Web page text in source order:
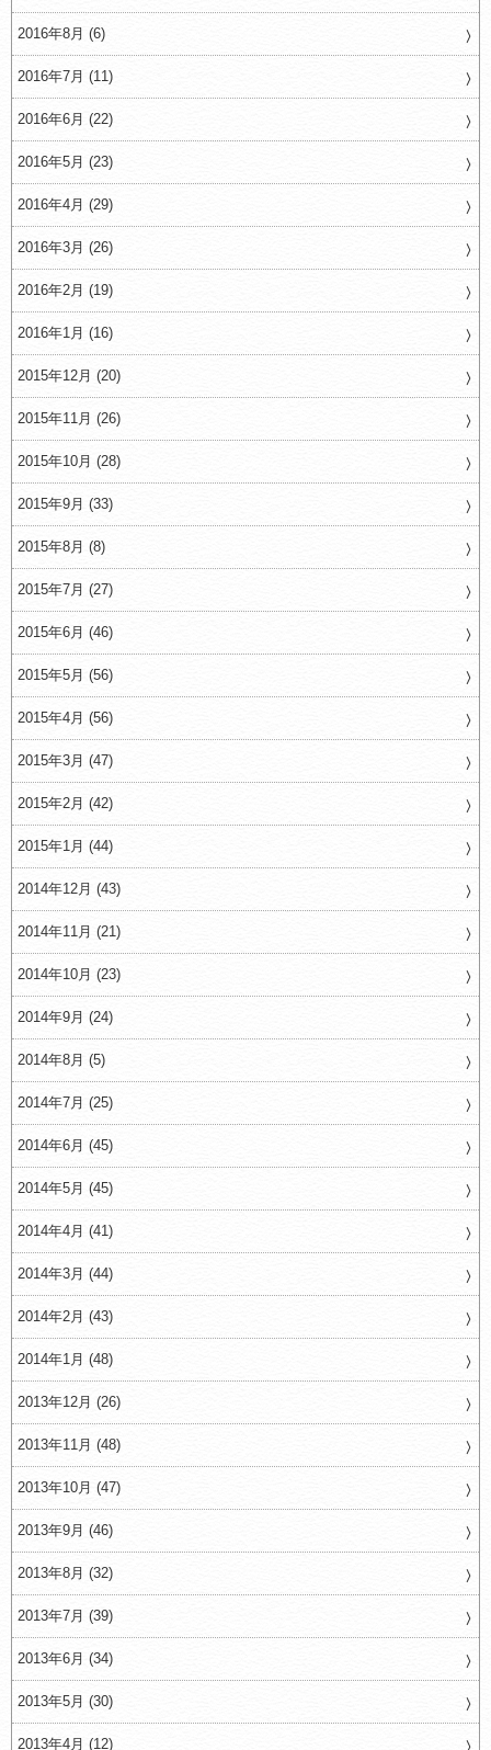
2016年8月 (6)
2016年7月 (11)
2016年6月 (22)
2016年5月 (23)
2016年4月 (29)
2016年3月 (26)
2016年2月 (19)
2016年1月 (16)
2015年12月 (20)
2015年11月 (26)
2015年10月 (28)
2015年9月 (33)
2015年8月 (8)
2015年7月 (27)
2015年6月 (46)
2015年5月 (56)
2015年4月 (56)
2015年3月 (47)
2015年2月 (42)
2015年1月 (44)
2014年12月 (43)
2014年11月 (21)
2014年10月 (23)
2014年9月 (24)
2014年8月 (5)
2014年7月 (25)
2014年6月 (45)
2014年5月 (45)
2014年4月 (41)
2014年3月 (44)
2014年2月 (43)
2014年1月 (48)
2013年12月 (26)
2013年11月 (48)
2013年10月 (47)
2013年9月 (46)
2013年8月 (32)
2013年7月 (39)
2013年6月 (34)
2013年5月 (30)
2013年4月 (12)